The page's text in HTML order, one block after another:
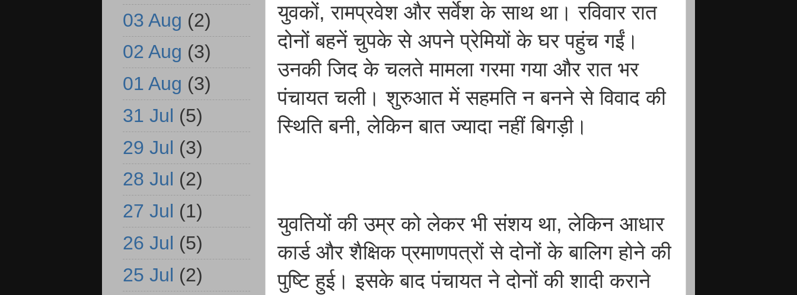
युवकों, रामप्रवेश और सर्वेश के साथ था। रविवार रात
दोनों बहनें चुपके से अपने प्रेमियों के घर पहुंच गईं।
उनकी जिद के चलते मामला गरमा गया और रात भर
पंचायत चली। शुरुआत में सहमति न बनने से विवाद की
स्थिति बनी, लेकिन बात ज्यादा नहीं बिगड़ी।
युवतियों की उम्र को लेकर भी संशय था, लेकिन आधार
कार्ड और शैक्षिक प्रमाणपत्रों से दोनों के बालिग होने की
पुष्टि हुई। इसके बाद पंचायत ने दोनों की शादी कराने
03 Aug (2)
02 Aug (3)
01 Aug (3)
31 Jul (5)
29 Jul (3)
28 Jul (2)
27 Jul (1)
26 Jul (5)
25 Jul (2)